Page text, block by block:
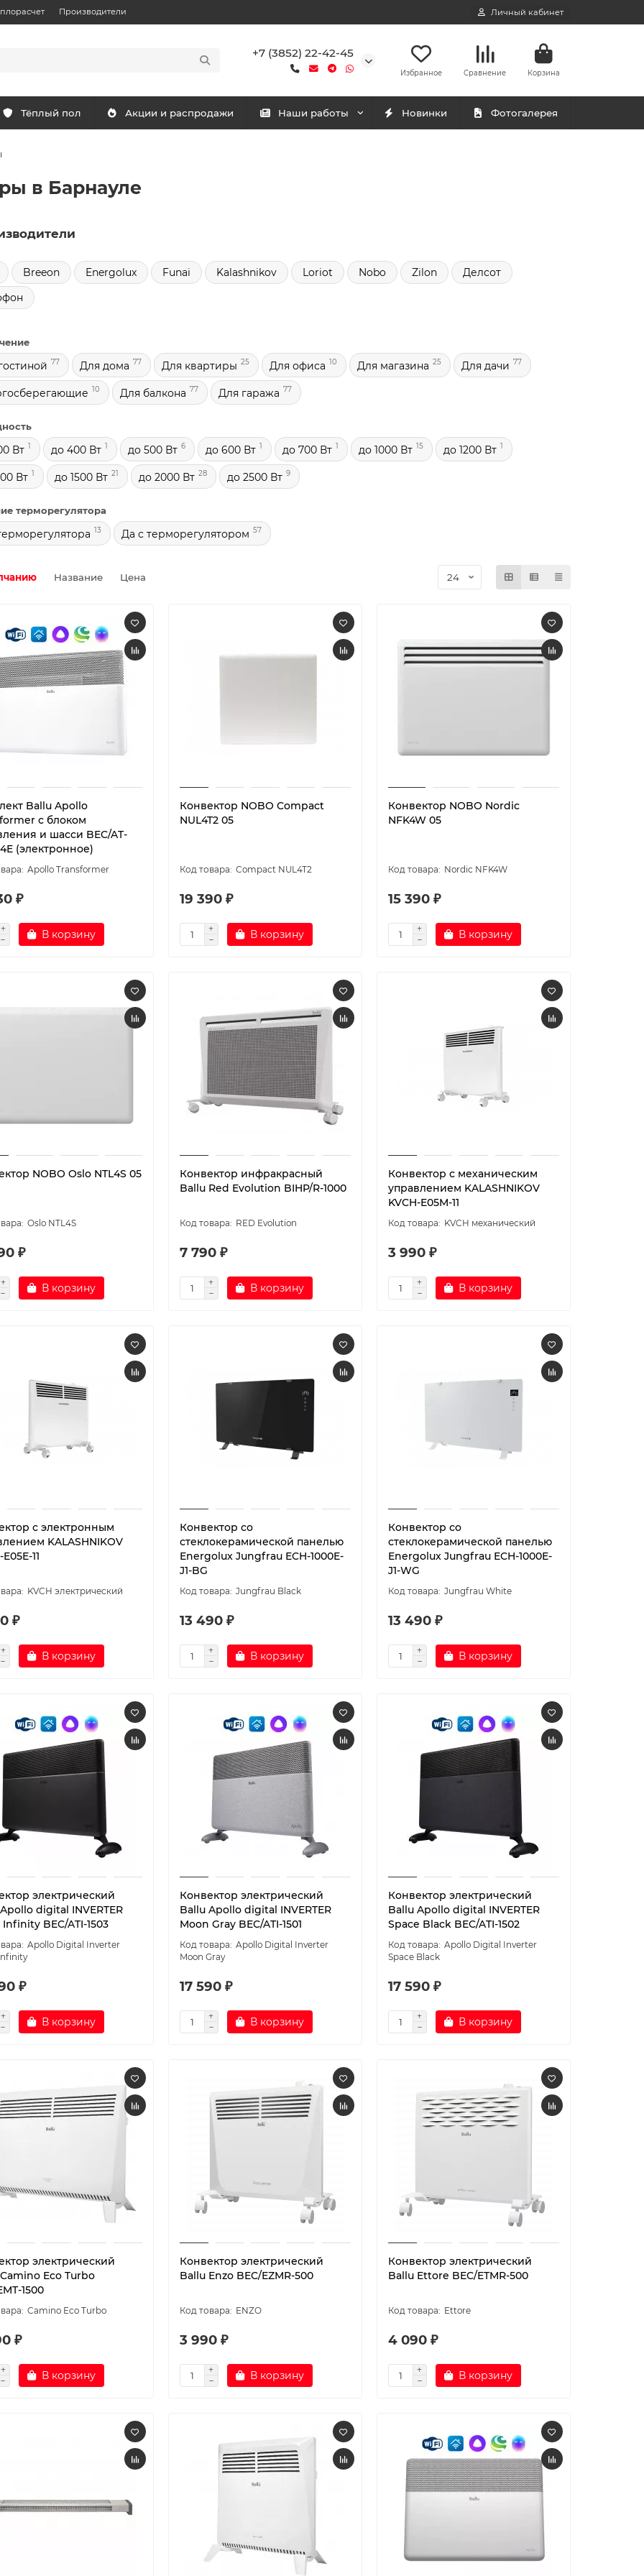
Производители Личный кабинет
+7 (3852) 22-42-45
Избранное Сравнение Корзина
Тёплый пол Акции и распродажи Наши работы Новинки Фотогалерея
в Барнауле
Breeon Energolux Funai Kalashnikov Loriot Nobo Zilon
Делсот
77 Для дома 77 Для квартиры 25 Для офиса 10 Для магазина 25 Для дачи 77
10 Для балкона 77 Для гаража 77
Вт 1 до 400 Вт 1 до 500 Вт 6 до 600 Вт 1 до 700 Вт 1 до 1000 Вт 15 до 1200 Вт 1
Вт 1 до 1500 Вт 21 до 2000 Вт 28 до 2500 Вт 9
терморегулятора
13 Да с терморегулятором 57
Название Цена
Ballu Apollo
с блоком
и шасси BEC/AT-
(электронное)
Apollo Transformer
₽
В корзину
Конвектор NOBO Compact
NUL4T2 05
Compact NUL4T2
19 390 ₽
В корзину
Конвектор NOBO Nordic
NFK4W 05
Nordic NFK4W
15 390 ₽
В корзину
NOBO Oslo NTL4S 05
Oslo NTL4S
₽
В корзину
Конвектор инфракрасный
Ballu Red Evolution BIHP/R-1000
RED Evolution
7 790 ₽
В корзину
Конвектор с механическим
управлением KALASHNIKOV
KVCH-E05M-11
KVCH механический
3 990 ₽
В корзину
с электронным
KALASHNIKOV
11
KVCH электрический
₽
В корзину
Конвектор со
стеклокерамической панелью
Energolux Jungfrau ECH-1000E-
J1-BG
Jungfrau Black
13 490 ₽
В корзину
Конвектор со
стеклокерамической панелью
Energolux Jungfrau ECH-1000E-
J1-WG
Jungfrau White
13 490 ₽
В корзину
электрический
digital INVERTER
BEC/ATI-1503
Apollo Digital Inverter
₽
В корзину
Конвектор электрический
Ballu Apollo digital INVERTER
Moon Gray BEC/ATI-1501
Apollo Digital Inverter
Moon Gray
17 590 ₽
В корзину
Конвектор электрический
Ballu Apollo digital INVERTER
Space Black BEC/ATI-1502
Apollo Digital Inverter
Space Black
17 590 ₽
В корзину
электрический
Eco Turbo
1500
Camino Eco Turbo
₽
В корзину
Конвектор электрический
Ballu Enzo BEC/EZMR-500
ENZO
3 990 ₽
В корзину
Конвектор электрический
Ballu Ettore BEC/ETMR-500
Ettore
4 090 ₽
В корзину